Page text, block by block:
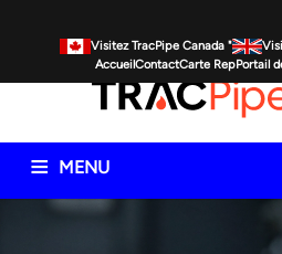
Visitez TracPipe Canada "
AccueilContactCarte RepPortail
MENU